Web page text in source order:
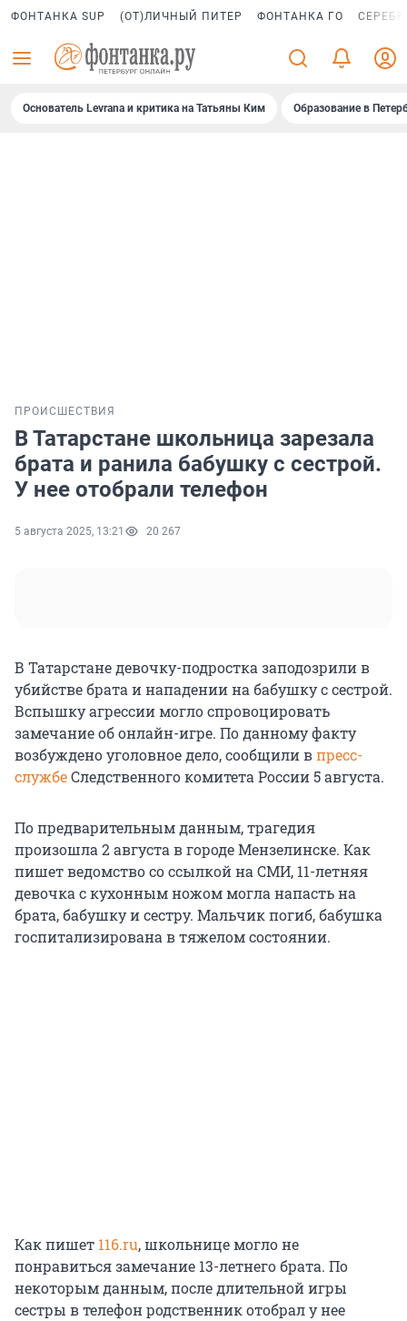
ФОНТАНКА SUP (ОТ)ЛИЧНЫЙ ПИТЕР ФОНТАНКА ГО
Основатель Levrana и критика на Татьяны Ким Образование в
ПРОИСШЕСТВИЯ
В Татарстане школьница зарезала
брата и ранила бабушку с сестрой.
У нее отобрали телефон
5 августа 2025, 13:21 20 267
В Татарстане девочку-подростка заподозрили в
убийстве брата и нападении на бабушку с сестрой.
Вспышку агрессии могло спровоцировать
замечание об онлайн-игре. По данному факту
возбуждено уголовное дело, сообщили впресс-
службеСледственного комитета России 5 августа.
По предварительным данным, трагедия
произошла 2 августа в городе Мензелинске. Как
пишет ведомство со ссылкой на СМИ, 11-летняя
девочка с кухонным ножом могла напасть на
брата, бабушку и сестру. Мальчик погиб, бабушка
госпитализирована в тяжелом состоянии.
Как пишет 116.ru, школьнице могло не
понравиться замечание 13-летнего брата. По
некоторым данным, после длительной игры
сестры в телефон родственник отобрал у нее